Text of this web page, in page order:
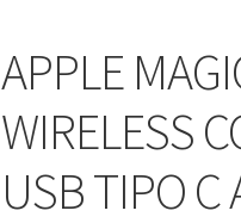
APPLE
WIRELESS
USB TIPO C